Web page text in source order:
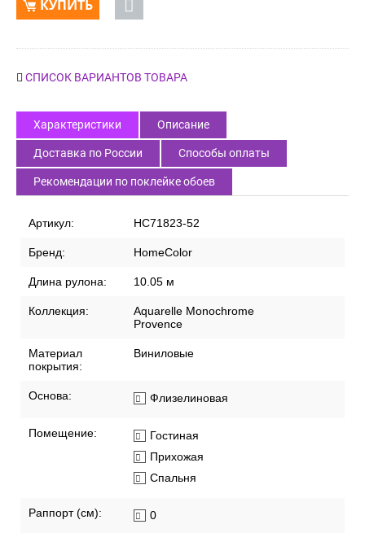
КУПИТЬ
СПИСОК ВАРИАНТОВ ТОВАРА
Характеристики Описание
Доставка по России Способы оплаты
Рекомендации по поклейке обоев
Артикул: HC71823-52
Бренд: HomeColor
Длина рулона: 10.05 м
Коллекция:
Aquarelle Monochrome
Provence
Материал
покрытия:
Виниловые
Основа: Флизелиновая
Помещение:
Гостиная
Прихожая
Спальня
Раппорт (см): 0